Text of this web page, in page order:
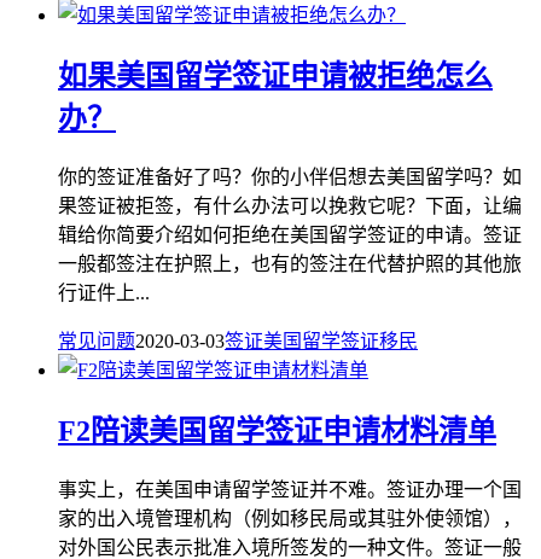
如果美国留学签证申请被拒绝怎么
办？
你的签证准备好了吗？你的小伴侣想去美国留学吗？如
果签证被拒签，有什么办法可以挽救它呢？下面，让编
辑给你简要介绍如何拒绝在美国留学签证的申请。签证
一般都签注在护照上，也有的签注在代替护照的其他旅
行证件上...
常见问题2020-03-03签证美国留学签证移民
F2陪读美国留学签证申请材料清单
事实上，在美国申请留学签证并不难。签证办理一个国
家的出入境管理机构（例如移民局或其驻外使领馆），
对外国公民表示批准入境所签发的一种文件。签证一般